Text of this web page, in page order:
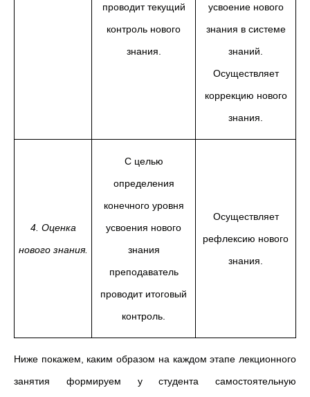
проводит текущий
контроль нового
знания.
усвоение нового
знания в системе
знаний.
Осуществляет
коррекцию нового
знания.
4. Оценка
нового знания.
С целью
определения
конечного уровня
усвоения нового
знания
преподаватель
проводит итоговый
контроль.
Осуществляет
рефлексию нового
знания.
Ниже покажем, каким образом на каждом этапе лекционного
занятия формируем у студента самостоятельную